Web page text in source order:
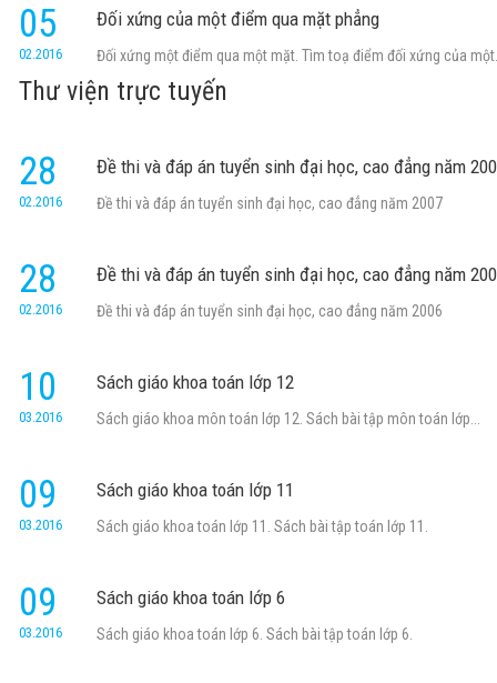
05
02.2016
Đối xứng của một điểm qua mặt phẳng
Đối xứng một điểm qua một mặt. Tìm toạ điểm đối xứng của
Thư viện trực tuyến
28
02.2016
Đề thi và đáp án tuyển sinh đại học, cao đẳng năm
Đề thi và đáp án tuyển sinh đại học, cao đẳng năm 2007
28
02.2016
Đề thi và đáp án tuyển sinh đại học, cao đẳng năm
Đề thi và đáp án tuyển sinh đại học, cao đẳng năm 2006
10
03.2016
Sách giáo khoa toán lớp 12
Sách giáo khoa môn toán lớp 12. Sách bài tập môn toán lớp...
09
03.2016
Sách giáo khoa toán lớp 11
Sách giáo khoa toán lớp 11. Sách bài tập toán lớp 11.
09
03.2016
Sách giáo khoa toán lớp 6
Sách giáo khoa toán lớp 6. Sách bài tập toán lớp 6.